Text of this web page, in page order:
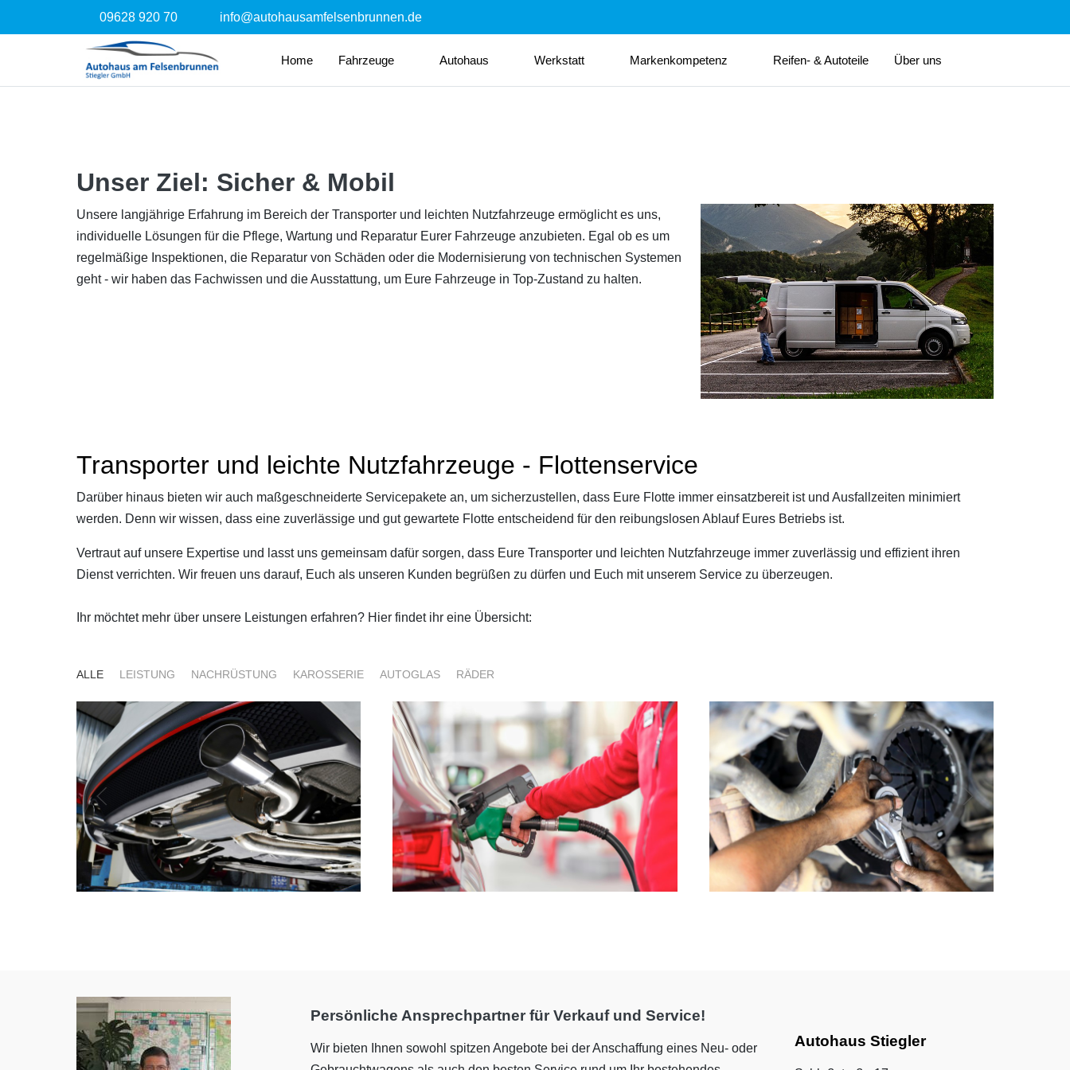
09628 920 70 info@autohausamfelsenbrunnen.de
Home Fahrzeuge Autohaus Werkstatt Markenkompetenz Reifen- & Autoteile Über uns
Unser Ziel: Sicher & Mobil
Unsere langjährige Erfahrung im Bereich der Transporter und leichten Nutzfahrzeuge ermöglicht es uns,
individuelle Lösungen für die Pflege, Wartung und Reparatur Eurer Fahrzeuge anzubieten. Egal ob es um
regelmäßige Inspektionen, die Reparatur von Schäden oder die Modernisierung von technischen Systemen
geht - wir haben das Fachwissen und die Ausstattung, um Eure Fahrzeuge in Top-Zustand zu halten.
Transporter und leichte Nutzfahrzeuge - Flottenservice
Darüber hinaus bieten wir auch maßgeschneiderte Servicepakete an, um sicherzustellen, dass Eure Flotte immer einsatzbereit ist und Ausfallzeiten minimiert
werden. Denn wir wissen, dass eine zuverlässige und gut gewartete Flotte entscheidend für den reibungslosen Ablauf Eures Betriebs ist.
Vertraut auf unsere Expertise und lasst uns gemeinsam dafür sorgen, dass Eure Transporter und leichten Nutzfahrzeuge immer zuverlässig und effizient ihren
Dienst verrichten. Wir freuen uns darauf, Euch als unseren Kunden begrüßen zu dürfen und Euch mit unserem Service zu überzeugen.
Ihr möchtet mehr über unsere Leistungen erfahren? Hier findet ihr eine Übersicht:
ALLE LEISTUNG NACHRÜSTUNG KAROSSERIE AUTOGLAS RÄDER
Persönliche Ansprechpartner für Verkauf und Service!
Wir bieten Ihnen sowohl spitzen Angebote bei der Anschaffung eines Neu- oder
Autohaus Stiegler